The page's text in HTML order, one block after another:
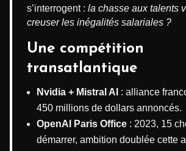
s’interrogent : la chasse aux talents
creuser les inégalités salariales ?
Une compétition
transatlantique
Nvidia + Mistral AI : alliance
450 millions de dollars annoncés.
OpenAI Paris Office : 2023, 15
démarrer, ambition doublée cette